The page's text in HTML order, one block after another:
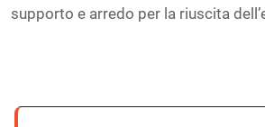
supporto e arredo per la riuscita